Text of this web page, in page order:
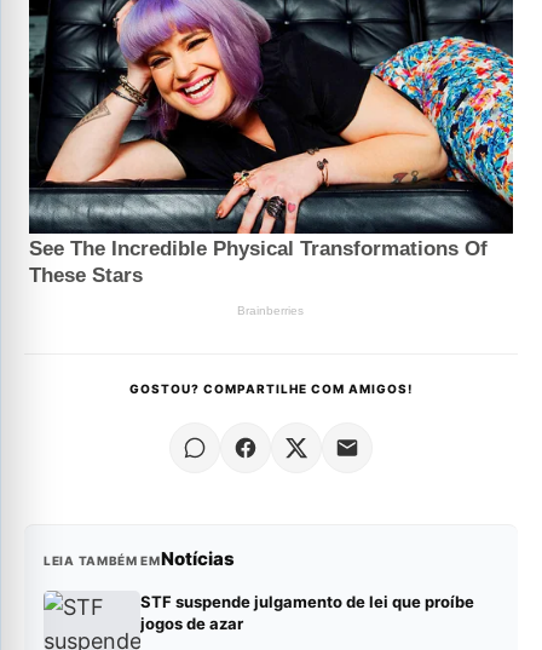
GOSTOU? COMPARTILHE COM AMIGOS!
LEIA TAMBÉM EMNotícias
STF suspende julgamento de lei que proíbe
jogos de azar